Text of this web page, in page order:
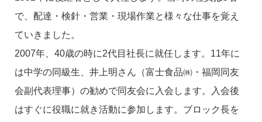
で、配達・検針・営業・現場作業と様々な仕事を覚え
ていきました。
2007年、40歳の時に2代目社長に就任します。11年に
は中学の同級生、井上明さん（富士食品㈱・福岡同友
会副代表理事）の勧めで同友会に入会します。入会後
はすぐに役職に就き活動に参加します。ブロック長を